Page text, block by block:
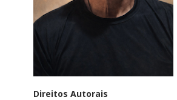
Direitos Autorais